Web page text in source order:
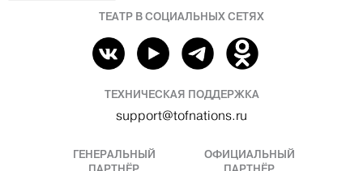
ТЕАТР В СОЦИАЛЬНЫХ СЕТЯХ
ТЕХНИЧЕСКАЯ ПОДДЕРЖКА
support@tofnations.ru
ГЕНЕРАЛЬНЫЙ
ОФИЦИАЛЬНЫЙ